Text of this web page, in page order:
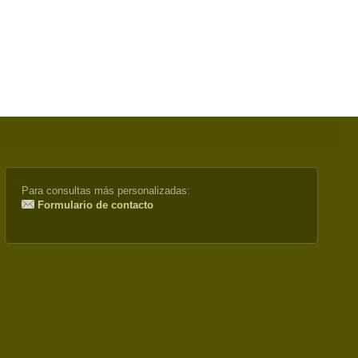
Para consultas más personalizadas:
Formulario de contacto